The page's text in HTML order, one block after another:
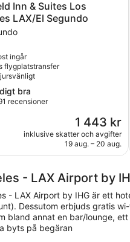
Inn & Suites Los
LAX/El Segundo
ingår
flygplatstransfer
bra
recensioner
Priset
är
1 443 kr
1 443 kr
inklusive skatter och avgifter
19 aug. – 20 aug.
- LAX Airport by
- LAX Airport by IHG är ett
Dessutom erbjuds gratis
bland annat en bar/lounge,
byts på begäran